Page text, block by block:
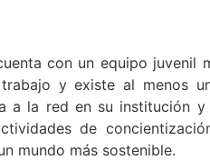
con un equipo juvenil
y existe al menos
a la red en su institución
de
mundo más sostenible.